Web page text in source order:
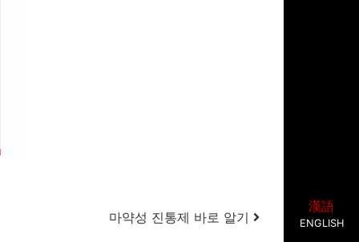
마약성 진통제 바로 알기
漢語
ENGLISH